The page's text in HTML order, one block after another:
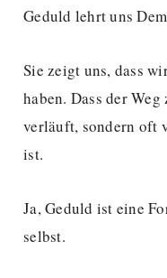
Geduld lehrt uns
Sie zeigt uns, dass
haben. Dass der
verläuft, sondern oft
ist.
Ja, Geduld ist eine
selbst.